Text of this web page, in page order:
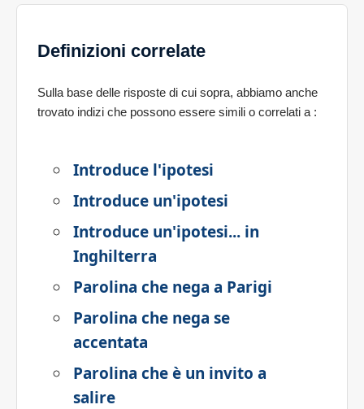
Definizioni correlate
Sulla base delle risposte di cui sopra, abbiamo anche
trovato indizi che possono essere simili o correlati a :
Introduce l'ipotesi
Introduce un'ipotesi
Introduce un'ipotesi... in
Inghilterra
Parolina che nega a Parigi
Parolina che nega se
accentata
Parolina che è un invito a
salire